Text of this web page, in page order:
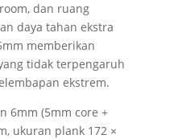
dan ruang
daya tahan ekstra
memberikan
tidak terpengaruh
ekstrem.
6mm (5mm core +
ukuran plank 172 ×